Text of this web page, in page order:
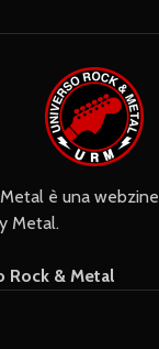
è una
Metal.
Rock & Metal